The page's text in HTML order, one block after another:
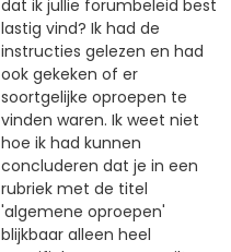
dat ik jullie forumbeleid best
lastig vind? Ik had de
instructies gelezen en had
ook gekeken of er
soortgelijke oproepen te
vinden waren. Ik weet niet
hoe ik had kunnen
concluderen dat je in een
rubriek met de titel
'algemene oproepen'
blijkbaar alleen heel